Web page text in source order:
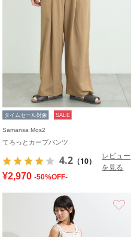
タイムセール対象 SALE
Samansa Mos2
てろっとカーブパンツ
4.2 （10）
レビュー
を見る
¥2,970 -50%OFF-